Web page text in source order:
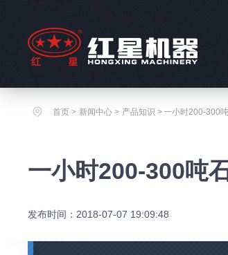
首页 > 新闻中心 > 产品知识 >一小时200-300
一小时200-300吨
发布时间：2018-07-07 19:09:48